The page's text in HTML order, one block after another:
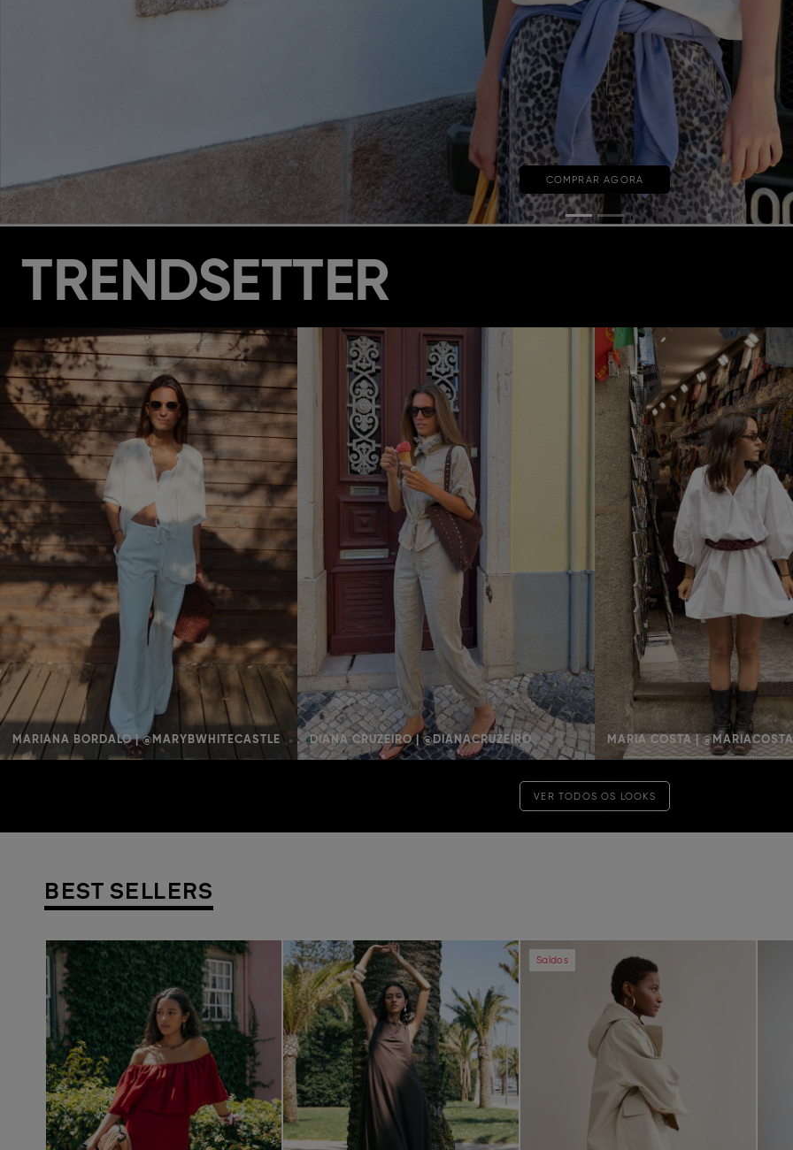
COMPRAR AGORA
TRENDSETTER
MARIANA BORDALO | @MARYBWHITECASTLE DIANA CRUZEIRO | @DIANACRUZEIRO MARIA COSTA |
VER TODOS OS LOOKS
BEST SELLERS
Previous Previous Next
Saldos
Previous